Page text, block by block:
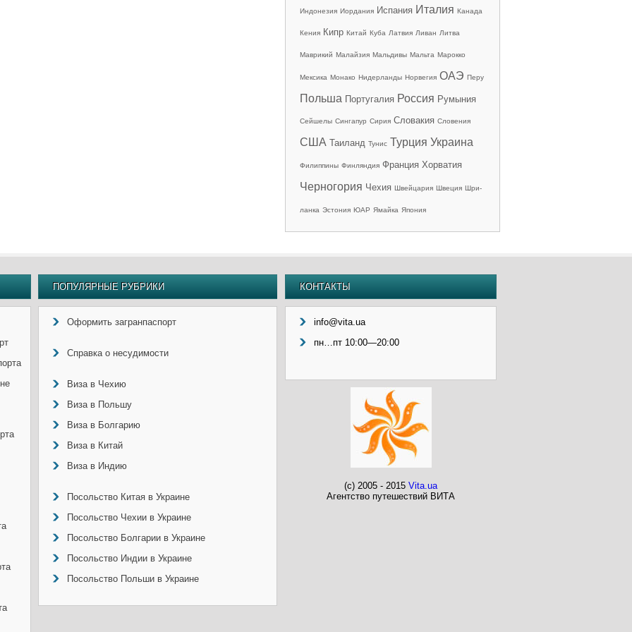
Индонезия Иордания Испания Италия Канада
Кения Кипр Китай Куба Латвия Ливан Литва
Маврикий Малайзия Мальдивы Мальта Марокко
Мексика Монако Нидерланды Норвегия ОАЭ Перу
Польша Португалия Россия Румыния
Сейшелы Сингапур Сирия Словакия Словения
США Таиланд Тунис Турция Украина
Филиппины Финляндия Франция Хорватия
Черногория Чехия Швейцария Швеция Шри-
ланка Эстония ЮАР Ямайка Япония
ПОПУЛЯРНЫЕ РУБРИКИ
Оформить загранпаспорт
Справка о несудимости
Виза в Чехию
Виза в Польшу
Виза в Болгарию
Виза в Китай
Виза в Индию
Посольство Китая в Украине
Посольство Чехии в Украине
Посольство Болгарии в Украине
Посольство Индии в Украине
Посольство Польши в Украине
КОНТАКТЫ
info@vita.ua
пн…пт 10:00—20:00
(c) 2005 - 2015 Vita.ua
Агентство путешествий ВИТА